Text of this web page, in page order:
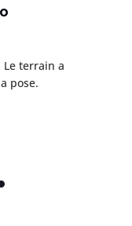
Le terrain a
pose.